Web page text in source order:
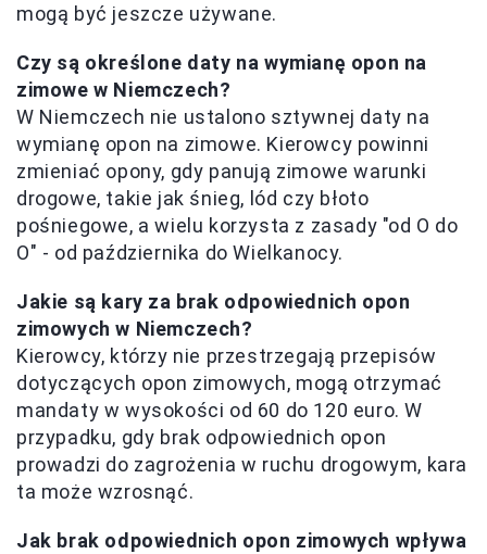
mogą być jeszcze używane.
Czy są określone daty na wymianę opon na
zimowe w Niemczech?
W Niemczech nie ustalono sztywnej daty na
wymianę opon na zimowe. Kierowcy powinni
zmieniać opony, gdy panują zimowe warunki
drogowe, takie jak śnieg, lód czy błoto
pośniegowe, a wielu korzysta z zasady "od O do
O" - od października do Wielkanocy.
Jakie są kary za brak odpowiednich opon
zimowych w Niemczech?
Kierowcy, którzy nie przestrzegają przepisów
dotyczących opon zimowych, mogą otrzymać
mandaty w wysokości od 60 do 120 euro. W
przypadku, gdy brak odpowiednich opon
prowadzi do zagrożenia w ruchu drogowym, kara
ta może wzrosnąć.
Jak brak odpowiednich opon zimowych wpływa